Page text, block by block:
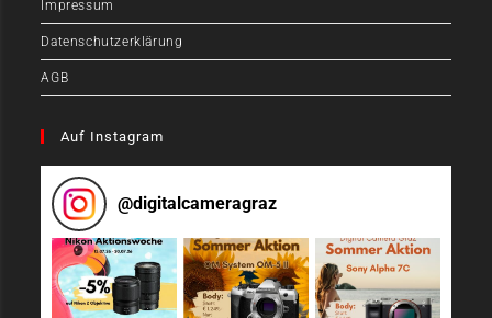
Impressum
Datenschutzerklärung
AGB
Auf Instagram
@digitalcameragraz